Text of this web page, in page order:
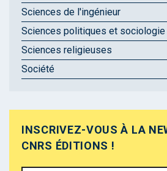
Sciences de l'ingénieur
Sciences politiques et sociologie
Sciences religieuses
Société
INSCRIVEZ-VOUS À LA
CNRS ÉDITIONS !